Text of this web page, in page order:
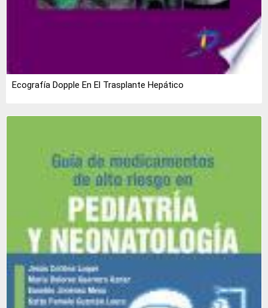
Ecografía Dopple En El Trasplante Hepático